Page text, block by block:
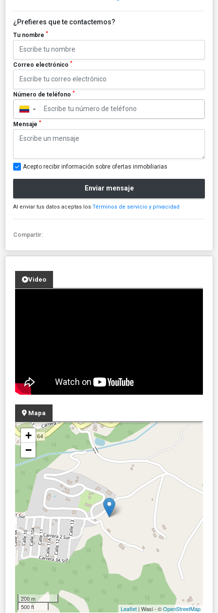
¿Prefieres que te contactemos?
Tu nombre *
Correo electrónico *
Número de teléfono *
▼
Mensaje *
Acepto recibir información sobre ofertas inmobiliarias
Enviar mensaje
Al enviar tus datos aceptas los Términos de servicio y privacidad
Compartir:
Video
Mapa
+
−
200 m
500 ft
Leaflet | Wasi - ©OpenStreetMap